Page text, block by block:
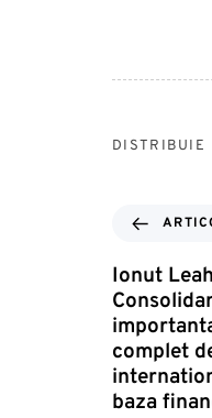
DISTRIBUIE
Ionut
complet
baza